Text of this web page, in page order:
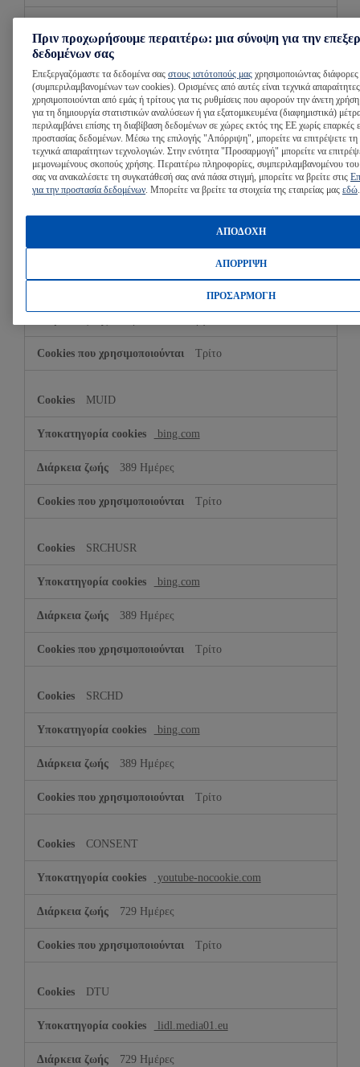
SRCHHPGUSR
bing.com
389 Ημέρες
_EDGE_S
Τρίτο
MUID
bing.com
389 Ημέρες
Τρίτο
SRCHUSR
bing.com
389 Ημέρες
Τρίτο
SRCHD
bing.com
389 Ημέρες
Τρίτο
CONSENT
youtube-nocookie.com
729 Ημέρες
Τρίτο
DTU
lidl.media01.eu
729 Ημέρες
Πριν προχωρήσουμε περαιτέρω: μια σύνοψη για την
δεδομένων σας
Επεξεργαζόμαστε τα δεδομένα σας στους ιστότοπούς μας χρησιμοποιώντας διάφορες
(συμπεριλαμβανομένων των cookies). Ορισμένες από αυτές είναι τεχνικά
χρησιμοποιούνται από εμάς ή τρίτους για τις ρυθμίσεις που αφορούν την άνετη
για τη δημιουργία στατιστικών αναλύσεων ή για εξατομικευμένα (διαφημιστικά)
περιλαμβάνει επίσης τη διαβίβαση δεδομένων σε χώρες εκτός της ΕΕ χωρίς επαρκές
προστασίας δεδομένων. Μέσω της επιλογής "Απόρριψη", μπορείτε να επιτρέψετε
τεχνικά απαραίτητων τεχνολογιών. Στην ενότητα "Προσαρμογή" μπορείτε να
μεμονωμένους σκοπούς χρήσης. Περαιτέρω πληροφορίες, συμπεριλαμβανομένου
σας να ανακαλέσετε τη συγκατάθεσή σας ανά πάσα στιγμή, μπορείτε να βρείτε στις
για την προστασία δεδομένων . Μπορείτε να βρείτε τα στοιχεία της εταιρείας μας εδώ
ΑΠΟΡΡΙΨΗ
ΑΠΟΔΟΧΗ
ΠΡΟΣΑΡΜΟΓΗ